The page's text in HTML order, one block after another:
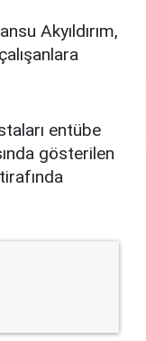
Akyıldırım,
entübe
gösterilen